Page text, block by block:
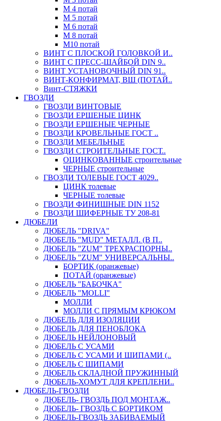
М 4 потай
М 5 потай
М 6 потай
М 8 потай
М10 потай
ВИНТ С ПЛОСКОЙ ГОЛОВКОЙ И..
ВИНТ С ПРЕСС-ШАЙБОЙ DIN 9..
ВИНТ УСТАНОВОЧНЫЙ DIN 91..
ВИНТ-КОНФИРМАТ, ВШ (ПОТАЙ..
Винт-СТЯЖКИ
ГВОЗДИ
ГВОЗДИ ВИНТОВЫЕ
ГВОЗДИ ЕРШЕНЫЕ ЦИНК
ГВОЗДИ ЕРШЕНЫЕ ЧЕРНЫЕ
ГВОЗДИ КРОВЕЛЬНЫЕ ГОСТ ..
ГВОЗДИ МЕБЕЛЬНЫЕ
ГВОЗДИ СТРОИТЕЛЬНЫЕ ГОСТ..
ОЦИНКОВАННЫЕ строительные
ЧЕРНЫЕ строительные
ГВОЗДИ ТОЛЕВЫЕ ГОСТ 4029..
ЦИНК толевые
ЧЕРНЫЕ толевые
ГВОЗДИ ФИНИШНЫЕ DIN 1152
ГВОЗДИ ШИФЕРНЫЕ ТУ 208-81
ДЮБЕЛИ
ДЮБЕЛЬ "DRIVA"
ДЮБЕЛЬ "MUD" МЕТАЛЛ. (В П..
ДЮБЕЛЬ "ZUM" ТРЕХРАСПОРНЫ..
ДЮБЕЛЬ "ZUM" УНИВЕРСАЛЬНЫ..
БОРТИК (оранжевые)
ПОТАЙ (оранжевые)
ДЮБЕЛЬ "БАБОЧКА"
ДЮБЕЛЬ "МOLLI"
МОЛЛИ
МОЛЛИ С ПРЯМЫМ КРЮКОМ
ДЮБЕЛЬ ДЛЯ ИЗОЛЯЦИИ
ДЮБЕЛЬ ДЛЯ ПЕНОБЛОКА
ДЮБЕЛЬ НЕЙЛОНОВЫЙ
ДЮБЕЛЬ С УСАМИ
ДЮБЕЛЬ С УСАМИ И ШИПАМИ (..
ДЮБЕЛЬ С ШИПАМИ
ДЮБЕЛЬ СКЛАДНОЙ ПРУЖИННЫЙ
ДЮБЕЛЬ-ХОМУТ ДЛЯ КРЕПЛЕНИ..
ДЮБЕЛЬ-ГВОЗДИ
ДЮБЕЛЬ- ГВОЗДЬ ПОД МОНТАЖ..
ДЮБЕЛЬ- ГВОЗДЬ С БОРТИКОМ
ДЮБЕЛЬ-ГВОЗДЬ ЗАБИВАЕМЫЙ